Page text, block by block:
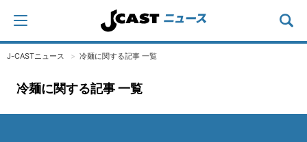
J-CASTニュース 冷麺に関する記事 一覧
冷麺に関する記事 一覧